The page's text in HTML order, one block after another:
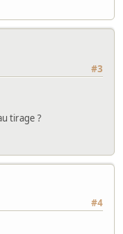
#3
tirage ?
#4